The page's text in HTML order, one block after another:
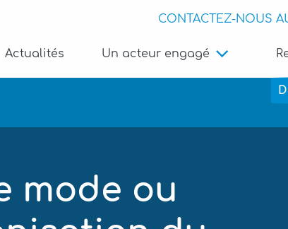
CONTACTEZ-NOUS
Actualités Un acteur engagé
mode ou